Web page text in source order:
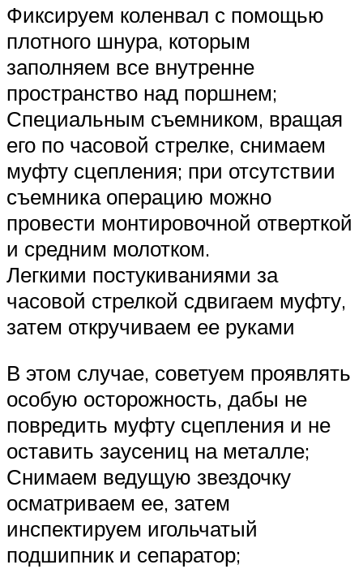
Фиксируем коленвал с помощью
плотного шнура, которым
заполняем все внутренне
пространство над поршнем;
Специальным съемником, вращая
его по часовой стрелке, снимаем
муфту сцепления; при отсутствии
съемника операцию можно
провести монтировочной отверткой
и средним молотком.
Легкими постукиваниями за
часовой стрелкой сдвигаем муфту,
затем откручиваем ее руками
В этом случае, советуем проявлять
особую осторожность, дабы не
повредить муфту сцепления и не
оставить заусениц на металле;
Снимаем ведущую звездочку
осматриваем ее, затем
инспектируем игольчатый
подшипник и сепаратор;